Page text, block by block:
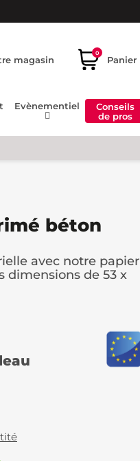
magasin
0
Panier
Evènementiel
Conseils
de pros
béton
avec notre papier
dimensions de 53 x